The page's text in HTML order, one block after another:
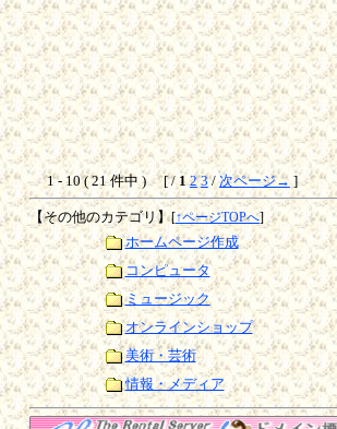
1 - 10 ( 21 件中 ) [ /1 2 3/次ページ→ ]
【その他のカテゴリ】[↑ページTOPへ]
ホームページ作成
コンピュータ
ミュージック
オンラインショップ
美術・芸術
情報・メディア